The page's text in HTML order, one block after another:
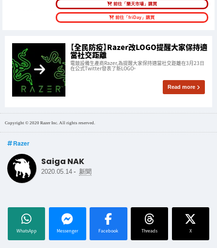
前往「樂天市場」購買
前往「friDay」購買
【全民防疫】Razer改LOGO提醒大家保持適
當社交距離
電競設備生產商Razer,為提醒大家保持適當社交距離在3月23日
在公式Twitter發表了新LOGO。
Read more
Copyright © 2020 Razer Inc. All rights reserved.
Razer
Saiga NAK
2020.05.14 - 新聞
WhatsApp Messenger Facebook Threads X